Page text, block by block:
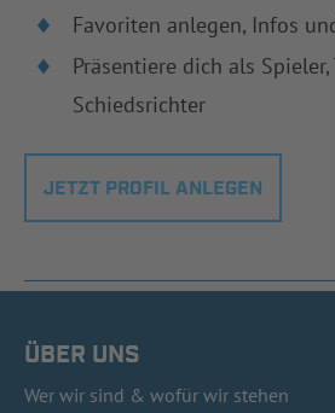
Favoriten anlegen, Infos
Präsentiere dich als
Schiedsrichter
JETZT PROFIL ANLEGEN
ÜBER UNS
Wer wir sind & wofür wir stehen